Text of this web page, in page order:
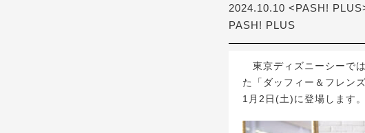
2024.10.10 <PASH!
PASH! PLUS
東京ディズニーシーで
た「ダッフィー＆フレン
1月2日(土)に登場します。